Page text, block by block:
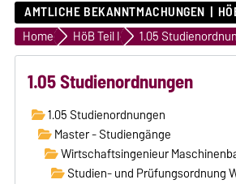
AMTLICHE BEKANNTMACHUNGEN
Home HöB Teil I 1.05
1.05 Studienordnungen
1.05 Studienordnungen
Master - Studiengänge
Wirtschaftsingenieur
Studien- und Prüfungsordnung